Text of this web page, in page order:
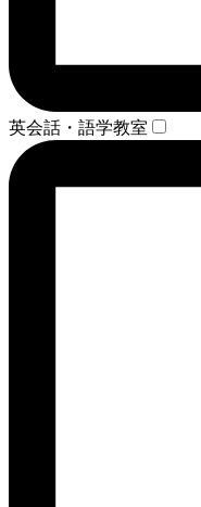
英会話・語学教室